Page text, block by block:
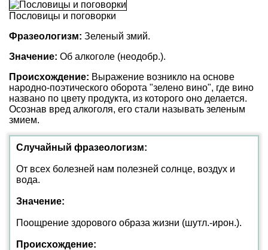
Пословицы и поговорки
Фразеологизм: Зеленый змий.
Значение: Об алкоголе (неодобр.).
Происхождение: Выражение возникло на основе
народно-поэтического оборота "зелено вино", где вино
названо по цвету продукта, из которого оно делается.
Осознав вред алкоголя, его стали называть зеленым
змием.
Случайный фразеологизм:
От всех болезней нам полезней солнце, воздух и
вода.
Значение:
Поощрение здорового образа жизни (шутл.-ирон.).
Происхождение: